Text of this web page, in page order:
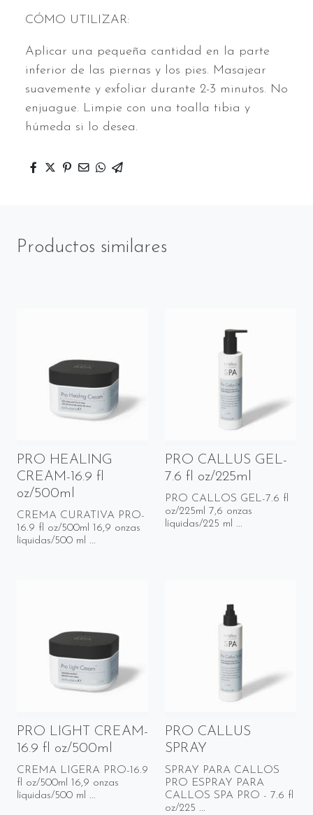
CÓMO UTILIZAR:
Aplicar una pequeña cantidad en la parte
inferior de las piernas y los pies. Masajear
suavemente y exfoliar durante 2-3 minutos. No
enjuague. Limpie con una toalla tibia y
húmeda si lo desea.
Productos similares
PRO HEALING
CREAM-16.9 fl
oz/500ml
CREMA CURATIVA PRO-
16.9 fl oz/500ml 16,9 onzas
líquidas/500 ml ...
PRO CALLUS GEL-
7.6 fl oz/225ml
PRO CALLOS GEL-7.6 fl
oz/225ml 7,6 onzas
líquidas/225 ml ...
PRO LIGHT CREAM-
16.9 fl oz/500ml
CREMA LIGERA PRO-16.9
fl oz/500ml 16,9 onzas
líquidas/500 ml ...
PRO CALLUS
SPRAY
SPRAY PARA CALLOS
PRO ESPRAY PARA
CALLOS SPA PRO - 7.6 fl
oz/225 ...